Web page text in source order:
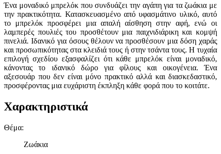
Ένα μοναδικό μπρελόκ που συνδυάζει την αγάπη για τα ζωάκια με
την πρακτικότητα. Κατασκευασμένο από υφασμάτινο υλικό, αυτό
το μπρελόκ προσφέρει μια απαλή αίσθηση στην αφή, ενώ οι
λαμπερές πουλιές του προσθέτουν μια παιχνιδιάρικη και κομψή
πινελιά. Ιδανικό για όσους θέλουν να προσθέσουν μια δόση χαράς
και προσωπικότητας στα κλειδιά τους ή στην τσάντα τους. Η τυχαία
επιλογή σχεδίου εξασφαλίζει ότι κάθε μπρελόκ είναι μοναδικό,
κάνοντας το ιδανικό δώρο για φίλους και οικογένεια. Ένα
αξεσουάρ που δεν είναι μόνο πρακτικό αλλά και διασκεδαστικό,
προσφέροντας μια ευχάριστη έκπληξη κάθε φορά που το κοιτάτε.
Χαρακτηριστικά
Θέμα:
Ζωάκια